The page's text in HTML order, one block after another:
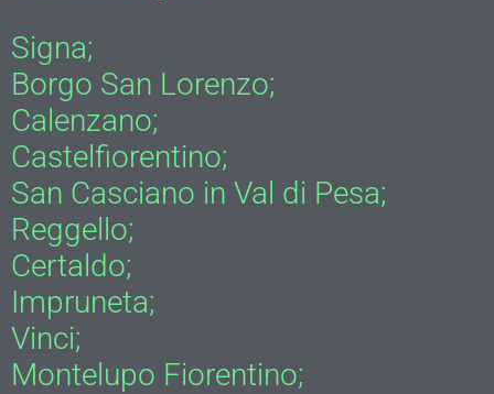
Signa;
Borgo San Lorenzo;
Calenzano;
Castelfiorentino;
San Casciano in Val di Pesa;
Reggello;
Certaldo;
Impruneta;
Vinci;
Montelupo Fiorentino;